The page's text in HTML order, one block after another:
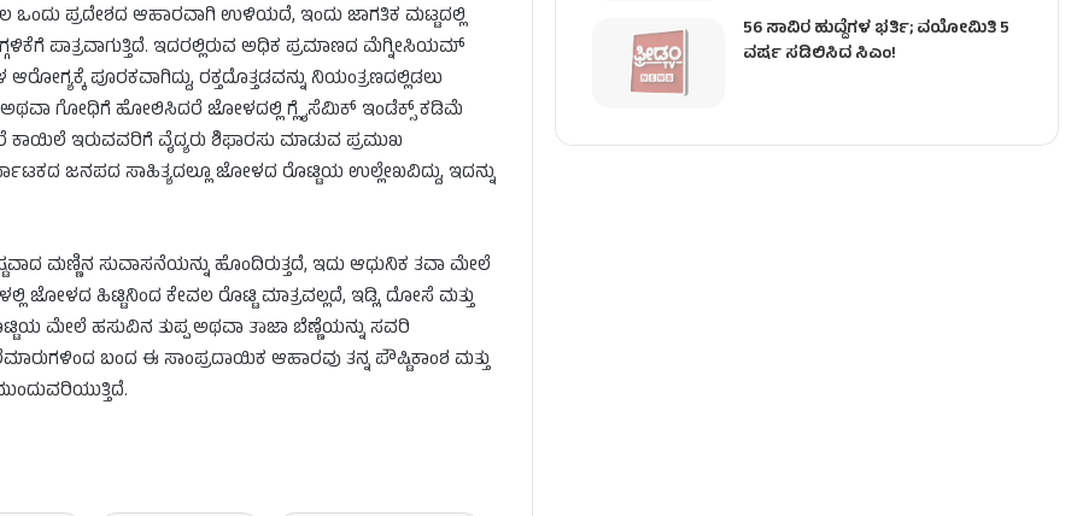
ಪ್ರದೇಶದ ಆಹಾರವಾಗಿ ಉಳಿಯದೆ, ಇಂದು ಜಾಗತಿಕ ಮಟ್ಟದಲ್ಲಿ
ಪಾತ್ರವಾಗುತ್ತಿದೆ. ಇದರಲ್ಲಿರುವ ಅಧಿಕ ಪ್ರಮಾಣದ ಮೆಗ್ನೀಸಿಯಮ್
ಪೂರಕವಾಗಿದ್ದು, ರಕ್ತದೊತ್ತಡವನ್ನು ನಿಯಂತ್ರಣದಲ್ಲಿಡಲು
ಅಥವಾ ಗೋಧಿಗೆ ಹೋಲಿಸಿದರೆ ಜೋಳದಲ್ಲಿ ಗ್ಲೈಸೆಮಿಕ್ ಇಂಡೆಕ್ಸ್ ಕಡಿಮೆ
ಕಾಯಿಲೆ ಇರುವವರಿಗೆ ವೈದ್ಯರು ಶಿಫಾರಸು ಮಾಡುವ ಪ್ರಮುಖ
ಜನಪದ ಸಾಹಿತ್ಯದಲ್ಲೂ ಜೋಳದ ರೊಟ್ಟಿಯ ಉಲ್ಲೇಖವಿದ್ದು, ಇದನ್ನು
ಮಣ್ಣಿನ ಸುವಾಸನೆಯನ್ನು ಹೊಂದಿರುತ್ತದೆ, ಇದು ಆಧುನಿಕ ತವಾ ಮೇಲೆ
ಜೋಳದ ಹಿಟ್ಟಿನಿಂದ ಕೇವಲ ರೊಟ್ಟಿ ಮಾತ್ರವಲ್ಲದೆ, ಇಡ್ಲಿ, ದೋಸೆ ಮತ್ತು
ಮೇಲೆ ಹಸುವಿನ ತುಪ್ಪ ಅಥವಾ ತಾಜಾ ಬೆಣ್ಣೆಯನ್ನು ಸವರಿ
ಬಂದ ಈ ಸಾಂಪ್ರದಾಯಿಕ ಆಹಾರವು ತನ್ನ ಪೌಷ್ಟಿಕಾಂಶ ಮತ್ತು
56 ಸಾವಿರ ಹುದ್ದೆಗಳ ಭರ್ತಿ; ವಯೋಮಿತಿ 5
ವರ್ಷ ಸಡಿಲಿಸಿದ ಸಿಎಂ!